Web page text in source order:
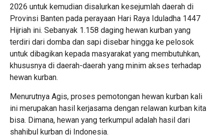
2026 untuk kemudian disalurkan kesejumlah daerah di
Provinsi Banten pada perayaan Hari Raya Iduladha 1447
Hijriah ini. Sebanyak 1.158 daging hewan kurban yang
terdiri dari domba dan sapi disebar hingga ke pelosok
untuk dibagikan kepada masyarakat yang membutuhkan,
khususnya di daerah-daerah yang minim akses terhadap
hewan kurban.
Menurutnya Agis, proses pemotongan hewan kurban kali
ini merupakan hasil kerjasama dengan relawan kurban kita
bisa. Dimana, hewan yang terkumpul adalah hasil dari
shahibul kurban di Indonesia.